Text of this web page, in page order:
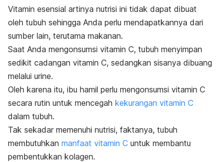
Vitamin esensial artinya nutrisi ini tidak dapat dibuat
oleh tubuh sehingga Anda perlu mendapatkannya dari
sumber lain, terutama makanan.
Saat Anda mengonsumsi vitamin C, tubuh menyimpan
sedikit cadangan vitamin C, sedangkan sisanya dibuang
melalui urine.
Oleh karena itu, ibu hamil perlu mengonsumsi vitamin C
secara rutin untuk mencegah kekurangan vitamin C
dalam tubuh.
Tak sekadar memenuhi nutrisi, faktanya, tubuh
membutuhkan manfaat vitamin C untuk membantu
pembentukkan kolagen.